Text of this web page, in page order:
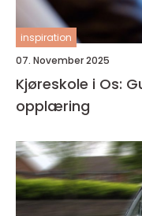
inspiration
07. November 2025
Kjøreskole i Os:
opplæring